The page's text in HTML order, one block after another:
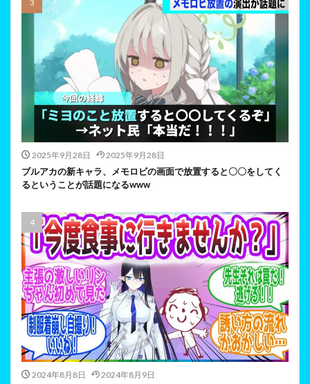
2025年9月28日 2025年9月28日
ブルアカの新キャラ、メモロビの画面で放置すると〇〇をしてく
るということが話題になるwww
2024年8月8日 2024年8月9日